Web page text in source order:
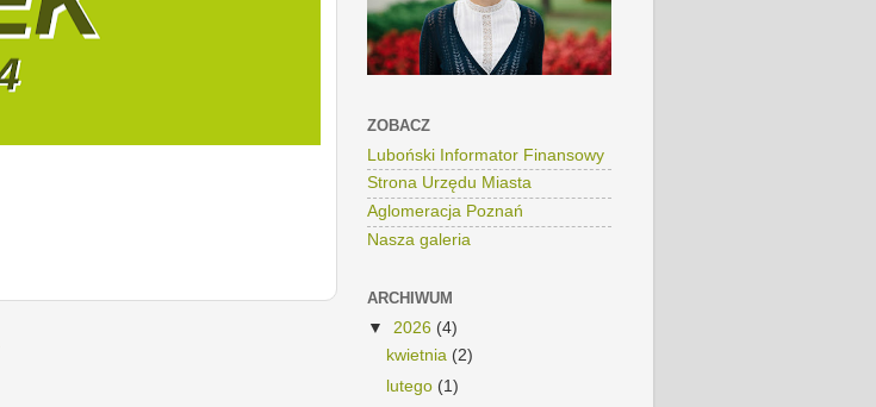
ZOBACZ
Luboński Informator Finansowy
Strona Urzędu Miasta
Aglomeracja Poznań
Nasza galeria
ARCHIWUM
▼ 2026 (4)
kwietnia (2)
lutego (1)